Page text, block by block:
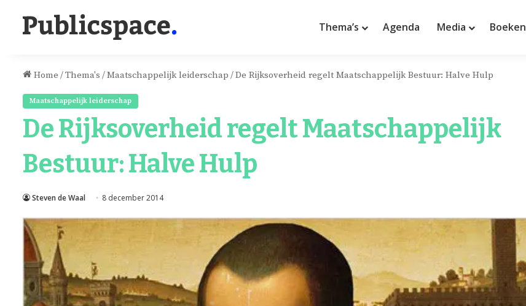
Thema’s Agenda Media Boeken
Home /Thema's /Maatschappelijk leiderschap /De Rijksoverheid regelt Maatschappelijk Bestuur: Halve Hulp
Maatschappelijk leiderschap
De Rijksoverheid regelt Maatschappelijk
Bestuur: Halve Hulp
Steven de Waal 8 december 2014